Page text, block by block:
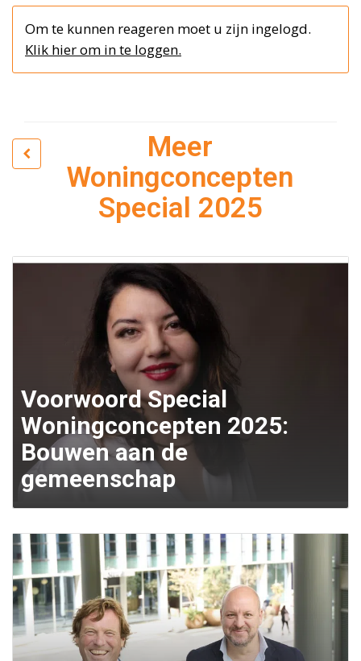
Om te kunnen reageren moet u zijn ingelogd.
Klik hier om in te loggen.
Meer
Woningconcepten
Special 2025
Voorwoord Special
Woningconcepten 2025:
Bouwen aan de
gemeenschap